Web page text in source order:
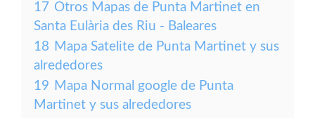
17 Otros Mapas de Punta Martinet en
Santa Eulària des Riu - Baleares
18 Mapa Satelite de Punta Martinet y sus
alrededores
19 Mapa Normal google de Punta
Martinet y sus alrededores